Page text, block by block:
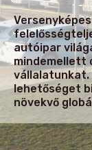
autóipar
mindemellett
vállalatunkat.
lehetőséget
növekvő